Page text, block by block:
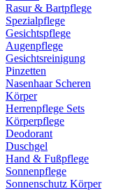
Rasur & Bartpflege
Spezialpflege
Gesichtspflege
Augenpflege
Gesichtsreinigung
Pinzetten
Nasenhaar Scheren
Körper
Herrenpflege Sets
Körperpflege
Deodorant
Duschgel
Hand & Fußpflege
Sonnenpflege
Sonnenschutz Körper